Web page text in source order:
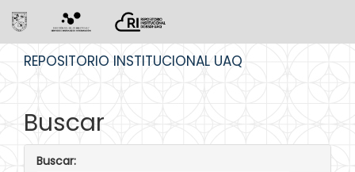
REPOSITORIO INSTITUCIONAL UAQ
Buscar
Buscar: